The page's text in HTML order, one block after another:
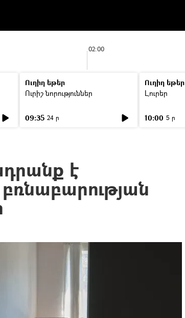
02:00
Ուղիղ եթեր
Ուրիշ նորություններ
09:35 24 ր
Ուղիղ եթեր
Լուրեր
10:00 5 ր
է